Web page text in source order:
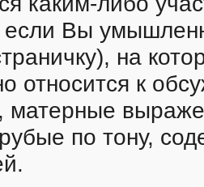
Вы
на
относится к
матерные
по тону,